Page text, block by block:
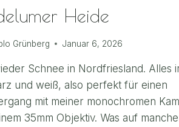
Heide
Grünberg Januar 6, 2026
Schnee in Nordfriesland. Alles
und weiß, also perfekt für einen
mit meiner monochromen
35mm Objektiv. Was auf